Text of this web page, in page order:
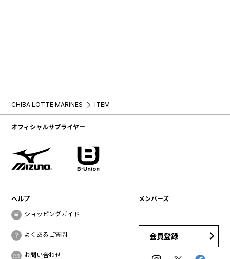
CHIBA LOTTE MARINES ITEM
オフィシャルサプライヤー
ヘルプ
ショッピングガイド
よくあるご質問
お問い合わせ
メンバーズ
会員登録